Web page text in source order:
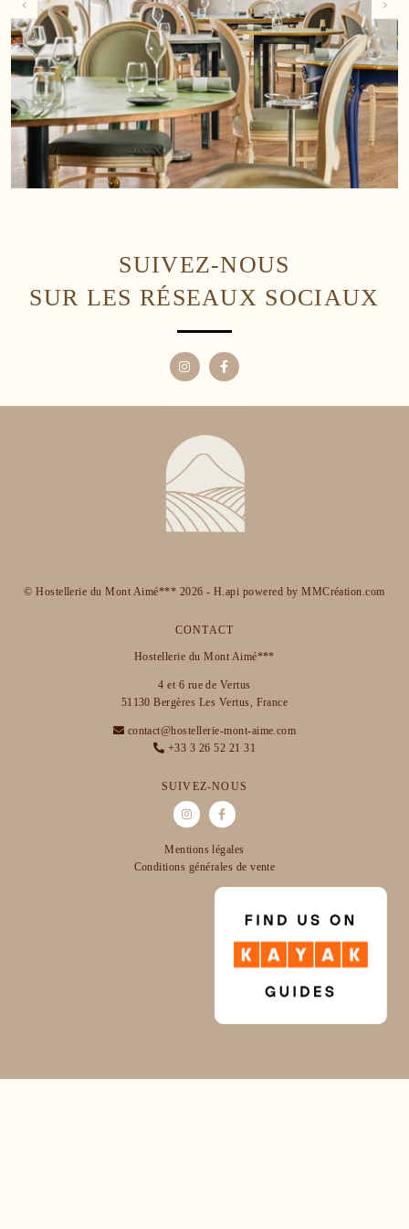
SUIVEZ-NOUS
SUR LES RÉSEAUX SOCIAUX
CONTACT
Hostellerie du Mont Aimé***
4 et 6 rue de Vertus
51130 Bergères Les Vertus, France
contact@hostellerie-mont-aime.com
+33 3 26 52 21 31
© Hostellerie du Mont Aimé*** 2026 - H.api powered byMMCréation.com
SUIVEZ-NOUS
Mentions légales
Conditions générales de vente